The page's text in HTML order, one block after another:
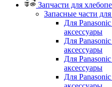
Запчасти для
Запасные части
Для
аксессуары
Для
аксессуары
Для
аксессуары
Для